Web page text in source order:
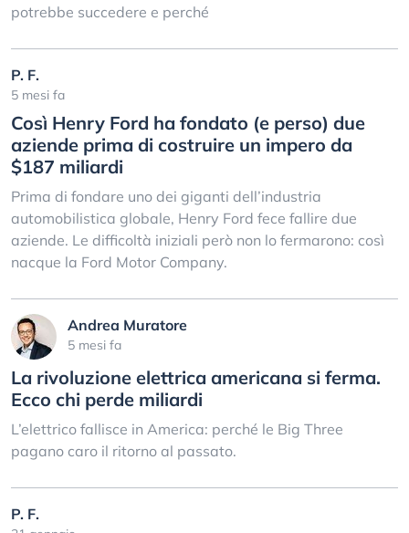
potrebbe succedere e perché
P. F.
5 mesi fa
Così Henry Ford ha fondato (e perso) due
aziende prima di costruire un impero da
$187 miliardi
Prima di fondare uno dei giganti dell’industria
automobilistica globale, Henry Ford fece fallire due
aziende. Le difficoltà iniziali però non lo fermarono: così
nacque la Ford Motor Company.
Andrea Muratore
5 mesi fa
La rivoluzione elettrica americana si ferma.
Ecco chi perde miliardi
L’elettrico fallisce in America: perché le Big Three
pagano caro il ritorno al passato.
P. F.